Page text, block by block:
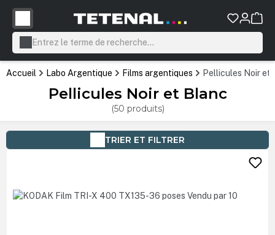
principal
Accueil Labo Argentique Films argentiques Pellicules Noir et
Pellicules Noir et Blanc
(50 produits)
TRIER ET FILTRER